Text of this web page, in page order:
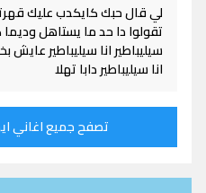
لي قال حبك كايكدب عليك
تقولوا دا حد ما يستاهل
سيليباطير انا سيليباطير عايش
انا سيليباطير دابا تهلا
تصفح جميع اغاني ايهاب